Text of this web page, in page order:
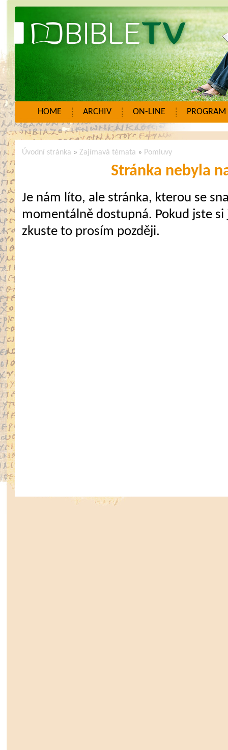
HOME ARCHIV ON-LINE PROGRAM
Úvodní stránka »Zajímavá témata » Pomluvy
Stránka nebyla
Je nám líto, ale stránka, kterou se
momentálně dostupná. Pokud jste
zkuste to prosím později.